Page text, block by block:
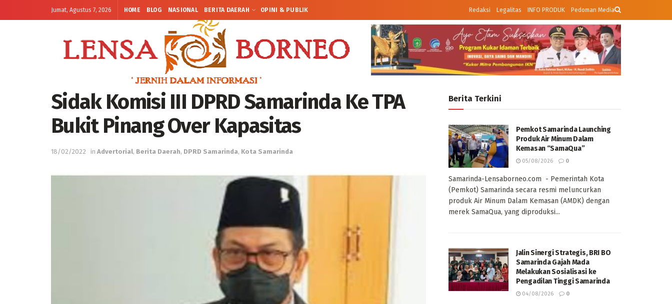
Jumat, Agustus 7, 2026 HOME BLOG NASIONAL BERITA DAERAH OPINI & PUBLIK Redaksi Legalitas INFO PRODUK Pedoman Media
Sidak Komisi III DPRD Samarinda Ke TPA
Bukit Pinang Over Kapasitas
18/02/2022 in Advertorial, Berita Daerah, DPRD Samarinda, Kota Samarinda
Berita Terkini
Pemkot Samarinda Launching
Produk Air Minum Dalam
Kemasan “SamaQua”
05/08/2026 0
Samarinda-Lensaborneo.com - Pemerintah Kota
(Pemkot) Samarinda secara resmi meluncurkan
produk Air Minum Dalam Kemasan (AMDK) dengan
merek SamaQua, yang diproduksi...
Jalin Sinergi Strategis, BRI BO
Samarinda Gajah Mada
Melakukan Sosialisasi ke
Pengadilan Tinggi Samarinda
04/08/2026 0